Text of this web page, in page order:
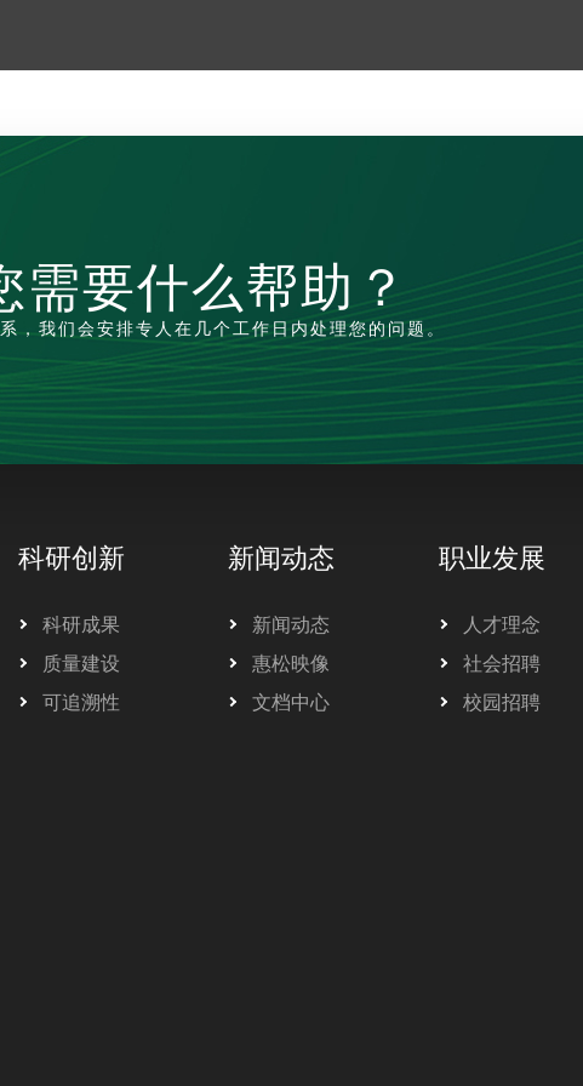
需要什么帮助？
，我们会安排专人在几个工作日内处理您的问题。
科研创新
科研成果
质量建设
可追溯性
新闻动态
新闻动态
惠松映像
文档中心
职业发展
人才理念
社会招聘
校园招聘